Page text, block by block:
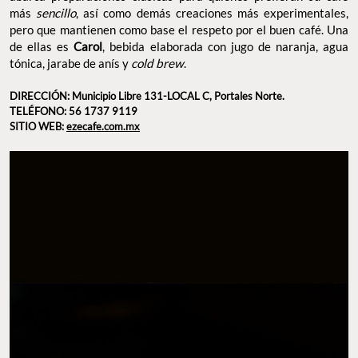
más sencillo, así como demás creaciones más experimentales,
pero que mantienen como base el respeto por el buen café. Una
de ellas esCarol, bebida elaborada con jugo de naranja, agua
tónica, jarabe de anís y cold brew.
DIRECCIÓN: Municipio Libre 131-LOCAL C, Portales Norte.
TELÉFONO: 56 1737 9119
SITIO WEB:ezecafe.com.mx